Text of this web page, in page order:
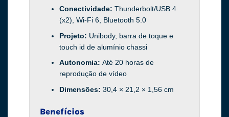
Conectividade: Thunderbolt/USB 4
(x2), Wi-Fi 6, Bluetooth 5.0
Projeto: Unibody, barra de toque e
touch id de alumínio chassi
Autonomia: Até 20 horas de
reprodução de vídeo
Dimensões: 30,4 × 21,2 × 1,56 cm
Benefícios